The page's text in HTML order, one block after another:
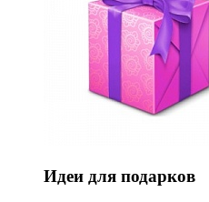
Идеи для подарков